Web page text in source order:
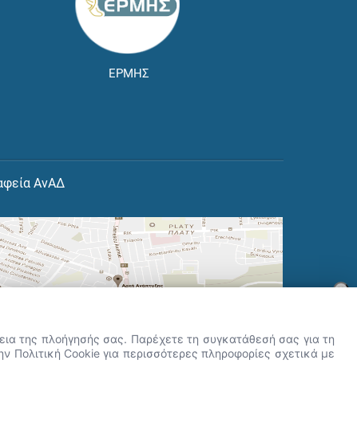
ΕΡΜΗΣ
ΑνΑΔ
×
σήμερα.
της πλοήγησής σας. Παρέχετε τη συγκατάθεσή σας για τη
Cookie για περισσότερες πληροφορίες σχετικά με